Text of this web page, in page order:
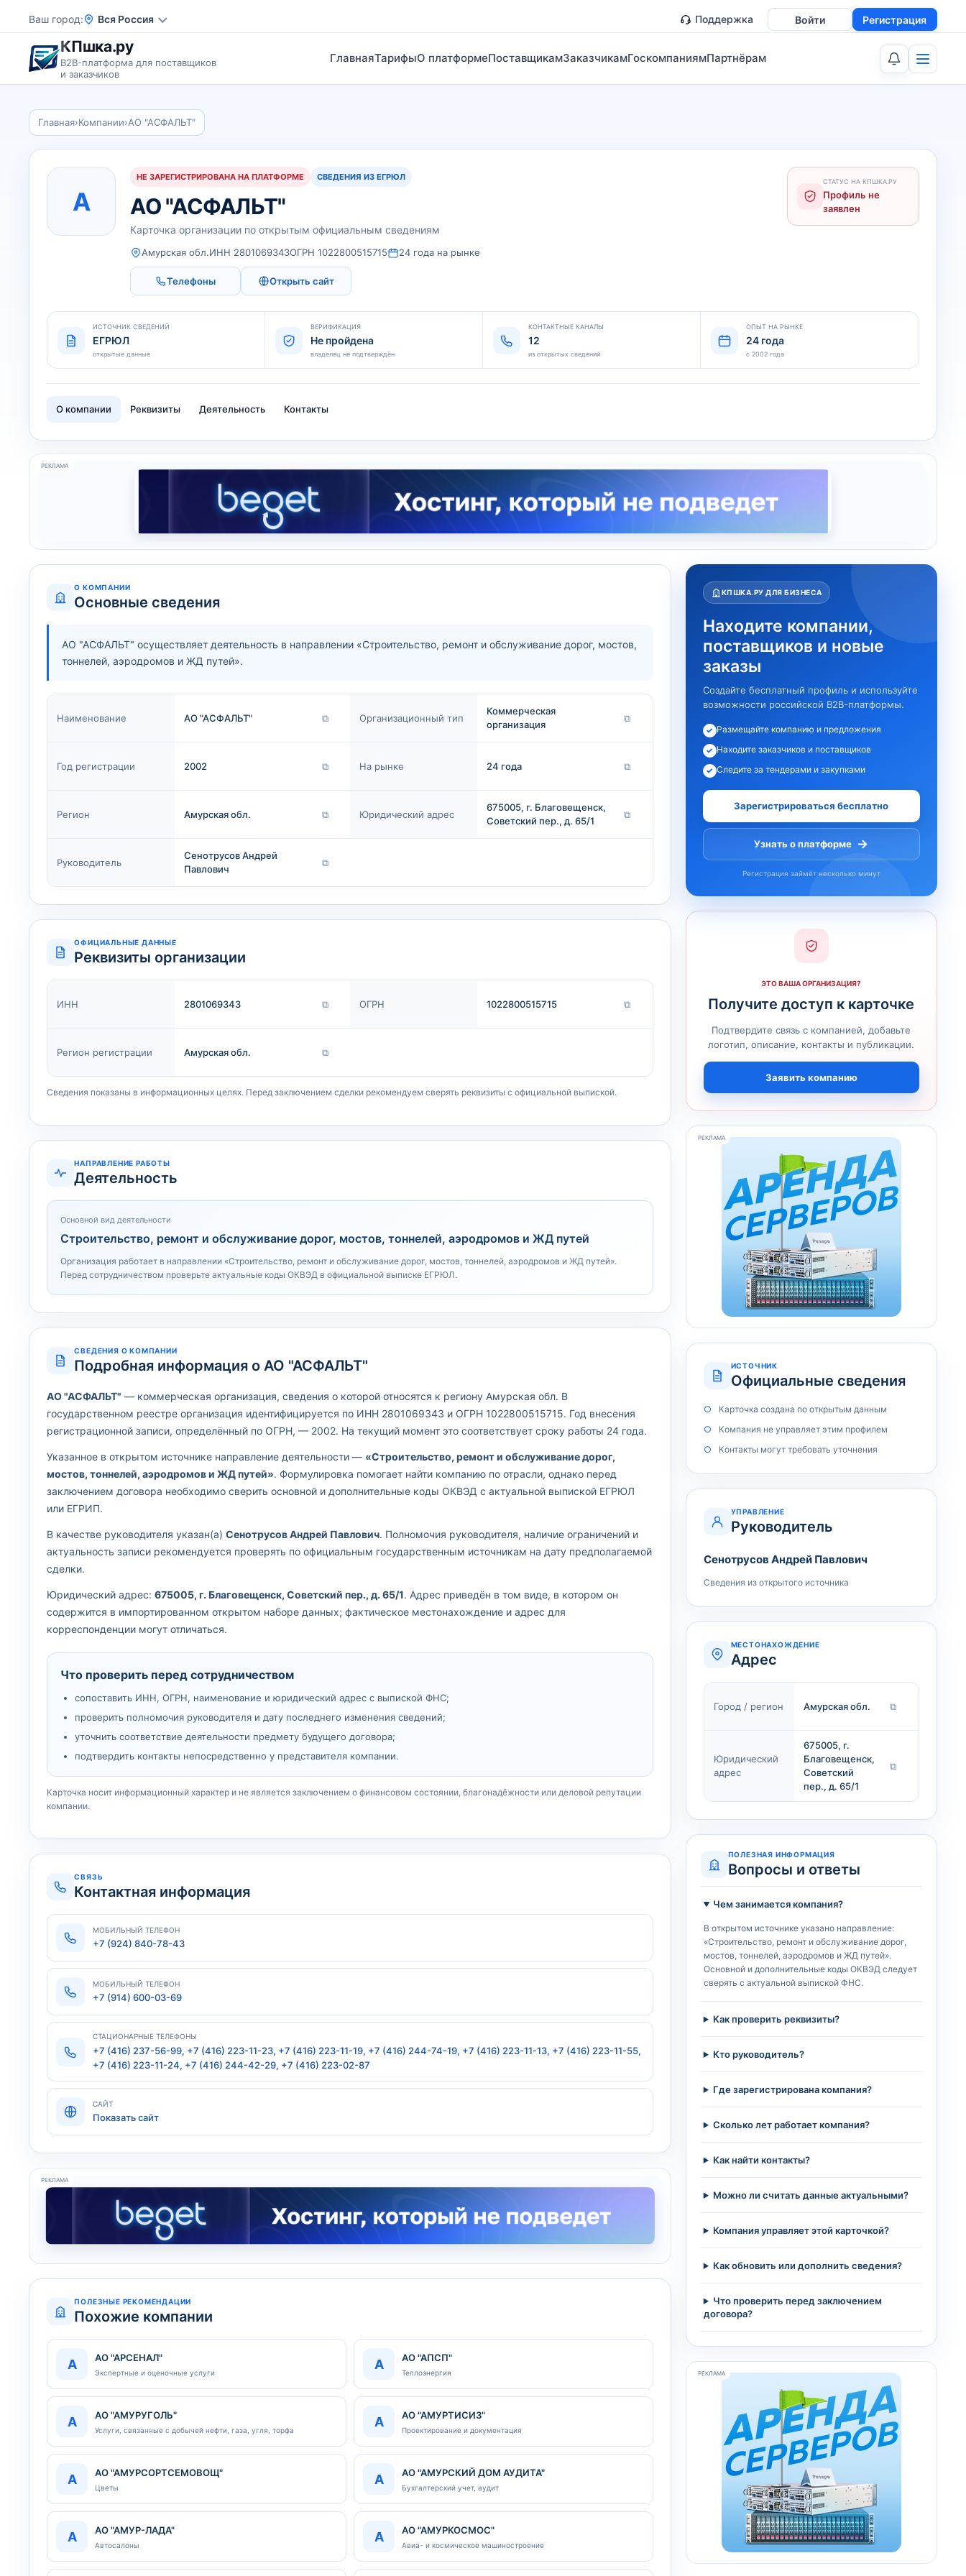
Ваш город Вся Россия Войти Регистрация
Поддержка
КПшка.ру
B2B-платформа для поставщиков
и заказчиков
ГлавнаяТарифыО платформеПоставщикамЗаказчикамГоскомпаниямПартнёрам
Главная›Компании›АО "АСФАЛЬТ"
А
НЕ ЗАРЕГИСТРИРОВАНА НА ПЛАТФОРМЕ СВЕДЕНИЯ ИЗ ЕГРЮЛ
АО "АСФАЛЬТ"
Карточка организации по открытым официальным сведениям
Амурская обл.ИНН 2801069343ОГРН 1022800515715 24 года на рынке
Телефоны Открыть сайт
СТАТУС НА КПШКА.РУ
Профиль не
заявлен
ИСТОЧНИК СВЕДЕНИЙ
ЕГРЮЛ
открытые данные
ВЕРИФИКАЦИЯ
Не пройдена
владелец не подтверждён
КОНТАКТНЫЕ КАНАЛЫ
12
из открытых сведений
ОПЫТ НА РЫНКЕ
24 года
с 2002 года
О компании Реквизиты Деятельность Контакты
РЕКЛАМА
О КОМПАНИИ
Основные сведения
АО "АСФАЛЬТ" осуществляет деятельность в направлении «Строительство, ремонт и обслуживание дорог, мостов,
тоннелей, аэродромов и ЖД путей».
Наименование АО "АСФАЛЬТ" ⧉ Организационный тип
Коммерческая
организация
⧉
Год регистрации 2002 ⧉ На рынке 24 года ⧉
Регион Амурская обл. ⧉ Юридический адрес
675005, г. Благовещенск,
Советский пер., д. 65/1
⧉
Руководитель
Сенотрусов Андрей
Павлович
⧉
ОФИЦИАЛЬНЫЕ ДАННЫЕ
Реквизиты организации
ИНН 2801069343 ⧉ ОГРН 1022800515715 ⧉
Регион регистрации Амурская обл. ⧉
Сведения показаны в информационных целях. Перед заключением сделки рекомендуем сверять реквизиты с официальной выпиской.
НАПРАВЛЕНИЕ РАБОТЫ
Деятельность
Основной вид деятельности
Строительство, ремонт и обслуживание дорог, мостов, тоннелей, аэродромов и ЖД путей
Организация работает в направлении «Строительство, ремонт и обслуживание дорог, мостов, тоннелей, аэродромов и ЖД путей».
Перед сотрудничеством проверьте актуальные коды ОКВЭД в официальной выписке ЕГРЮЛ.
СВЕДЕНИЯ О КОМПАНИИ
Подробная информация о АО "АСФАЛЬТ"
АО "АСФАЛЬТ" — коммерческая организация, сведения о которой относятся к региону Амурская обл. В
государственном реестре организация идентифицируется по ИНН 2801069343 и ОГРН 1022800515715. Год внесения
регистрационной записи, определённый по ОГРН, — 2002. На текущий момент это соответствует сроку работы 24 года.
Указанное в открытом источнике направление деятельности — «Строительство, ремонт и обслуживание дорог,
мостов, тоннелей, аэродромов и ЖД путей». Формулировка помогает найти компанию по отрасли, однако перед
заключением договора необходимо сверить основной и дополнительные коды ОКВЭД с актуальной выпиской ЕГРЮЛ
или ЕГРИП.
В качестве руководителя указан(а)Сенотрусов Андрей Павлович. Полномочия руководителя, наличие ограничений и
актуальность записи рекомендуется проверять по официальным государственным источникам на дату предполагаемой
сделки.
Юридический адрес:675005, г. Благовещенск, Советский пер., д. 65/1. Адрес приведён в том виде, в котором он
содержится в импортированном открытом наборе данных; фактическое местонахождение и адрес для
корреспонденции могут отличаться.
Что проверить перед сотрудничеством
сопоставить ИНН, ОГРН, наименование и юридический адрес с выпиской ФНС;
проверить полномочия руководителя и дату последнего изменения сведений;
уточнить соответствие деятельности предмету будущего договора;
подтвердить контакты непосредственно у представителя компании.
Карточка носит информационный характер и не является заключением о финансовом состоянии, благонадёжности или деловой репутации
компании.
СВЯЗЬ
Контактная информация
МОБИЛЬНЫЙ ТЕЛЕФОН
+7 (924) 840-78-43
МОБИЛЬНЫЙ ТЕЛЕФОН
+7 (914) 600-03-69
СТАЦИОНАРНЫЕ ТЕЛЕФОНЫ
+7 (416) 237-56-99, +7 (416) 223-11-23, +7 (416) 223-11-19, +7 (416) 244-74-19, +7 (416) 223-11-13, +7 (416) 223-11-55,
+7 (416) 223-11-24, +7 (416) 244-42-29, +7 (416) 223-02-87
САЙТ
Показать сайт
РЕКЛАМА
ПОЛЕЗНЫЕ РЕКОМЕНДАЦИИ
Похожие компании
А АО "АРСЕНАЛ"
Экспертные и оценочные услуги
А АО "АПСП"
Теплоэнергия
А АО "АМУРУГОЛЬ"
Услуги, связанные с добычей нефти, газа, угля, торфа
А АО "АМУРТИСИЗ"
Проектирование и документация
А АО "АМУРСОРТСЕМОВОЩ"
Цветы
А АО "АМУРСКИЙ ДОМ АУДИТА"
Бухгалтерский учет, аудит
А АО "АМУР-ЛАДА"
Автосалоны
А АО "АМУРКОСМОС"
Авиа- и космическое машиностроение
КПШКА.РУ ДЛЯ БИЗНЕСА
Находите компании,
поставщиков и новые
заказы
Создайте бесплатный профиль и используйте
возможности российской B2B-платформы.
✓ Размещайте компанию и предложения
✓ Находите заказчиков и поставщиков
✓ Следите за тендерами и закупками
Зарегистрироваться бесплатно
Узнать о платформе →
Регистрация займёт несколько минут
ЭТО ВАША ОРГАНИЗАЦИЯ?
Получите доступ к карточке
Подтвердите связь с компанией, добавьте
логотип, описание, контакты и публикации.
Заявить компанию
РЕКЛАМА
ИСТОЧНИК
Официальные сведения
Карточка создана по открытым данным
Компания не управляет этим профилем
Контакты могут требовать уточнения
УПРАВЛЕНИЕ
Руководитель
Сенотрусов Андрей Павлович
Сведения из открытого источника
МЕСТОНАХОЖДЕНИЕ
Адрес
Город / регион Амурская обл. ⧉
Юридический
адрес
675005, г.
Благовещенск,
Советский
пер., д. 65/1
⧉
ПОЛЕЗНАЯ ИНФОРМАЦИЯ
Вопросы и ответы
Чем занимается компания?
В открытом источнике указано направление:
«Строительство, ремонт и обслуживание дорог,
мостов, тоннелей, аэродромов и ЖД путей».
Основной и дополнительные коды ОКВЭД следует
сверять с актуальной выпиской ФНС.
Как проверить реквизиты?
Кто руководитель?
Где зарегистрирована компания?
Сколько лет работает компания?
Как найти контакты?
Можно ли считать данные актуальными?
Компания управляет этой карточкой?
Как обновить или дополнить сведения?
Что проверить перед заключением
договора?
РЕКЛАМА